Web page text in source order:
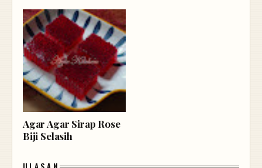
Agar Agar Sirap Rose
Biji Selasih